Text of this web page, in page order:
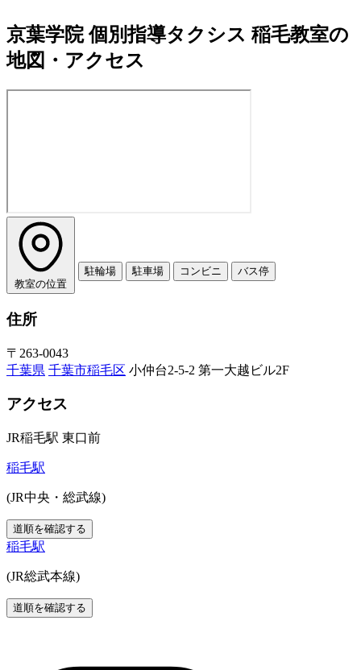
京葉学院 個別指導タクシス 稲毛教室の
地図・アクセス
教室の位置
駐輪場 駐車場 コンビニ バス停
住所
〒263-0043
千葉県 千葉市稲毛区 小仲台2-5-2 第一大越ビル2F
アクセス
JR稲毛駅 東口前
稲毛駅
(JR中央・総武線)
道順を確認する
稲毛駅
(JR総武本線)
道順を確認する